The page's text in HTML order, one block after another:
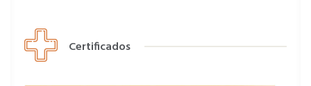
Certificados